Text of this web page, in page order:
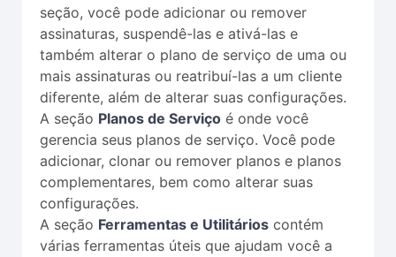
seção, você pode adicionar ou remover
assinaturas, suspendê-las e ativá-las e
também alterar o plano de serviço de uma ou
mais assinaturas ou reatribuí-las a um cliente
diferente, além de alterar suas configurações.
A seção Planos de Serviço é onde você
gerencia seus planos de serviço. Você pode
adicionar, clonar ou remover planos e planos
complementares, bem como alterar suas
configurações.
A seção Ferramentas e Utilitários contém
várias ferramentas úteis que ajudam você a